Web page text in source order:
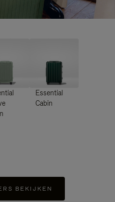
Essential
Cabin
BEKIJKEN